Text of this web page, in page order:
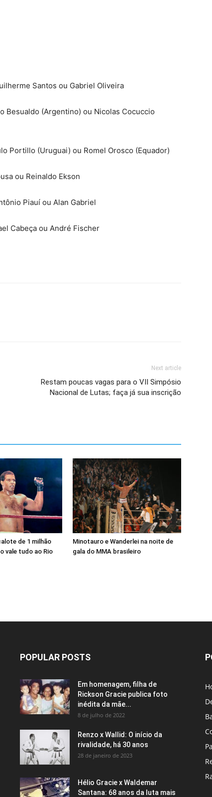
Santos ou Gabriel Oliveira
Besualdo (Argentino) ou Nicolas Cocuccio
Portillo (Uruguai) ou Romel Orosco (Equador)
ou Reinaldo Ekson
Piauí ou Alan Gabriel
Cabeça ou André Fischer
Next article
Restam poucas vagas para o VII Simpósio
Nacional de Lutas; faça já sua inscrição
de 1 milhão
vale tudo ao Rio
Minotauro e Wanderlei na noite de
gala do MMA brasileiro
POPULAR POSTS
Em homenagem, filha de
Rickson Gracie publica foto
inédita da mãe...
8 de julho de 2022
Renzo x Wallid: O início da
rivalidade, há 30 anos
28 de janeiro de 2023
Hélio Gracie x Waldemar
Santana: 68 anos da luta mais